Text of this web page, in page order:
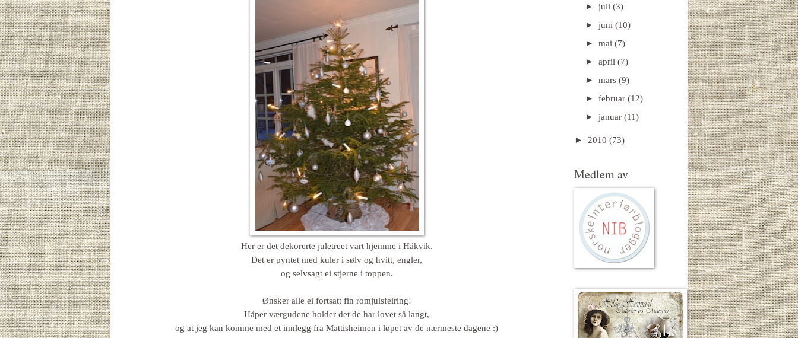
Her er det dekorerte juletreet vårt hjemme i Håkvik.
Det er pyntet med kuler i sølv og hvitt, engler,
og selvsagt ei stjerne i toppen.
Ønsker alle ei fortsatt fin romjulsfeiring!
Håper værgudene holder det de har lovet så langt,
og at jeg kan komme med et innlegg fra Mattisheimen i løpet av de nærmeste dagene :)
► juli (3)
► juni (10)
► mai (7)
► april (7)
► mars (9)
► februar (12)
► januar (11)
► 2010 (73)
Medlem av